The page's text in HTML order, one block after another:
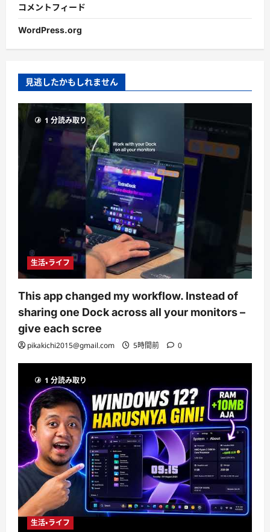
コメントフィード
WordPress.org
見逃したかもしれません
1 分読み取り
生活・ライフ
This app changed my workflow. Instead of
sharing one Dock across all your monitors –
give each scree
pikakichi2015@gmail.com 5時間前 0
1 分読み取り
生活・ライフ